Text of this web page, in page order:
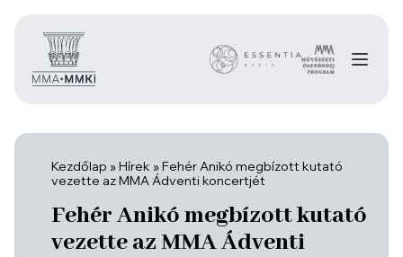
Kezdőlap »Hírek »Fehér Anikó megbízott kutató
vezette az MMA Ádventi koncertjét
Fehér Anikó megbízott kutató
vezette az MMA Ádventi